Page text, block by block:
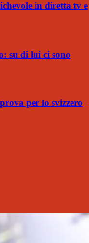
in diretta tv e
su di lui ci sono
per lo svizzero